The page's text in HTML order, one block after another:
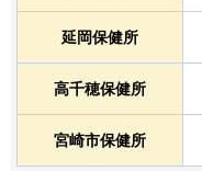
延岡保健所
高千穂保健所
宮崎市保健所